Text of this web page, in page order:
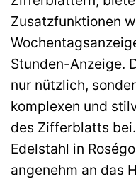
Zusatzfunktionen
Stunden-Anzeige.
nur nützlich,
komplexen und
des Zifferblatts
Edelstahl in
angenehm an das